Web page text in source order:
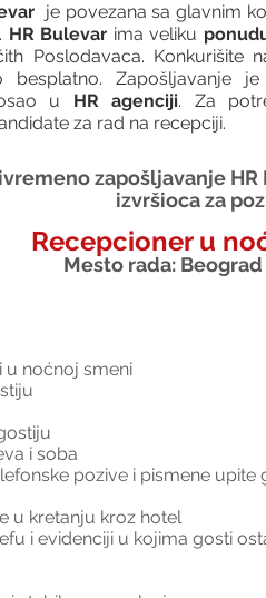
je povezana sa glavnim
HR Bulevar ima veliku
Poslodavaca. Konkurišite
besplatno. Zapošljavanje
u HR agenciji. Za
za rad na recepciji.
zapošljavanje
izvršioca za
Recepcioner u
Mesto rada:
u noćnoj smeni
i soba
pozive i pismene
u kretanju kroz hotel
i evidenciji u kojima gosti